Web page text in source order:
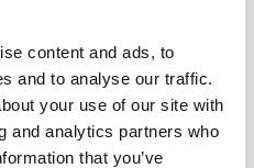
content and ads, to
and to analyse our traffic.
your use of our site with
and analytics partners who
that you’ve
eleganta cirklar som
av händelser som alltid
i över 20 år arbetat
modehus
etc.